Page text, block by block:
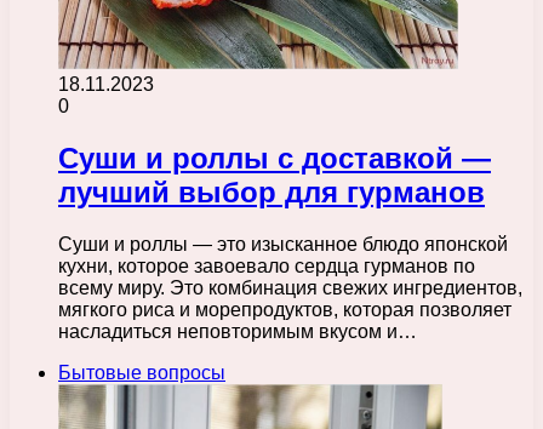
18.11.2023
0
Суши и роллы с доставкой —
лучший выбор для гурманов
Суши и роллы — это изысканное блюдо японской
кухни, которое завоевало сердца гурманов по
всему миру. Это комбинация свежих ингредиентов,
мягкого риса и морепродуктов, которая позволяет
насладиться неповторимым вкусом и…
Бытовые вопросы